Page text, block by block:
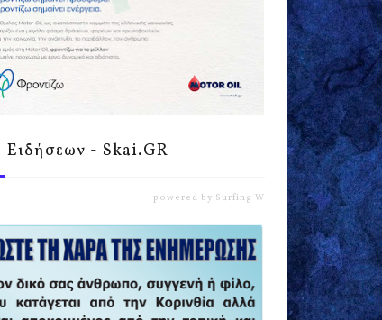
Ειδήσεων - Skai.GR
powered by Surfing Waves